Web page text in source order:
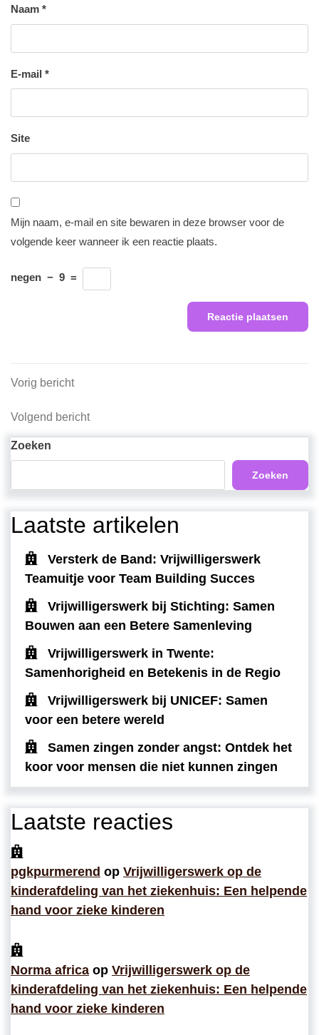
Naam *
E-mail *
Site
Mijn naam, e-mail en site bewaren in deze browser voor de
volgende keer wanneer ik een reactie plaats.
negen − 9 =
Berichtnavigatie
Vorig
Vorig bericht
Volgend
Volgend bericht
Zoeken
Zoeken
Laatste artikelen
Versterk de Band: Vrijwilligerswerk
Teamuitje voor Team Building Succes
Vrijwilligerswerk bij Stichting: Samen
Bouwen aan een Betere Samenleving
Vrijwilligerswerk in Twente:
Samenhorigheid en Betekenis in de Regio
Vrijwilligerswerk bij UNICEF: Samen
voor een betere wereld
Samen zingen zonder angst: Ontdek het
koor voor mensen die niet kunnen zingen
Laatste reacties
pgkpurmerend op Vrijwilligerswerk op de
kinderafdeling van het ziekenhuis: Een helpende
hand voor zieke kinderen
Norma africa op Vrijwilligerswerk op de
kinderafdeling van het ziekenhuis: Een helpende
hand voor zieke kinderen